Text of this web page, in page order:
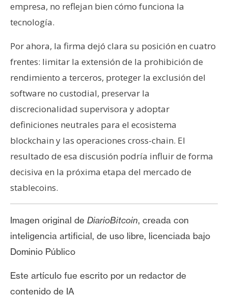
empresa, no reflejan bien cómo funciona la
tecnología.
Por ahora, la firma dejó clara su posición en cuatro
frentes: limitar la extensión de la prohibición de
rendimiento a terceros, proteger la exclusión del
software no custodial, preservar la
discrecionalidad supervisora y adoptar
definiciones neutrales para el ecosistema
blockchain y las operaciones cross-chain. El
resultado de esa discusión podría influir de forma
decisiva en la próxima etapa del mercado de
stablecoins.
Imagen original de DiarioBitcoin, creada con
inteligencia artificial, de uso libre, licenciada bajo
Dominio Público
Este artículo fue escrito por un redactor de
contenido de IA